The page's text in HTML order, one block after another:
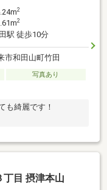
2
2
駅 徒歩10分
市和田山町竹田
写真あり
も綺麗です！
目 摂津本山